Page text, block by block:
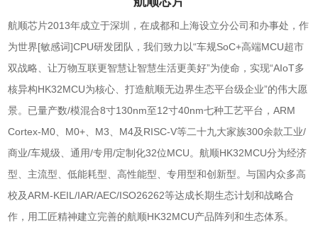
航顺芯片2013年成立于深圳，在成都和上海设立分公司和办事处，作
为世界[敏感词]CPU研发团队，我们致力以“车规SoC+高端MCU超市
双战略、让万物互联更智慧让智慧生活更美好”为使命，实现“AIoT多
核异构HK32MCU为核心、打造航顺无边界生态平台级企业”的伟大愿
景。已量产数/模混合8寸130nm至12寸40nm七种工艺平台，ARM
Cortex-M0、M0+、M3、M4及RISC-V等二十九大家族300余款工业/
商业/车规级、通用/专用/定制化32位MCU。航顺HK32MCU分为经济
型、主流型、低能耗型、高性能型、专用型和创新型。与国内众多高
校及ARM-KEIL/IAR/AEC/ISO26262等达成长期生态计划和战略合
作，用工匠精神建立完善的航顺HK32MCU产品阵列和生态体系。